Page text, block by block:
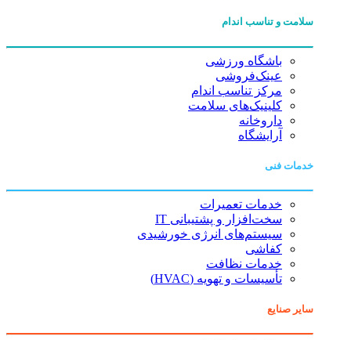
سلامت و تناسب اندام
باشگاه ورزشی
عینک‌فروشی
مرکز تناسب اندام
کلینیک‌های سلامت
داروخانه
آرایشگاه
خدمات فنی
خدمات تعمیرات
سخت‌افزار و پشتیبانی IT
سیستم‌های انرژی خورشیدی
کفاشی
خدمات نظافت
تأسیسات و تهویه (HVAC)
سایر صنایع